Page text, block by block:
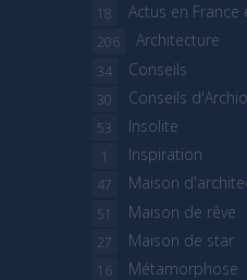
Actus en
18
Architecture
206
Conseils
34
Conseils
30
Insolite
53
Inspiration
1
Maison
47
Maison de rêve
51
Maison de star
27
Métamorphose
16